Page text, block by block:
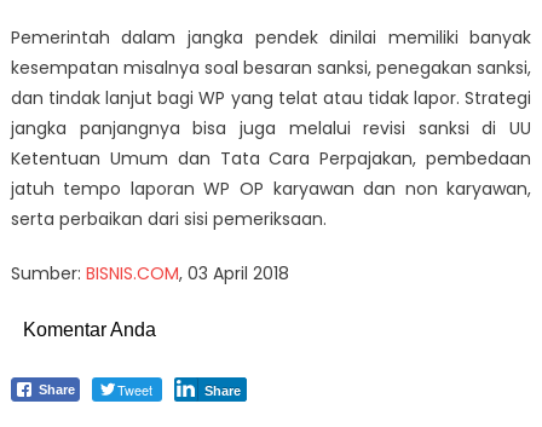
Pemerintah dalam jangka pendek dinilai memiliki banyak
kesempatan misalnya soal besaran sanksi, penegakan sanksi,
dan tindak lanjut bagi WP yang telat atau tidak lapor. Strategi
jangka panjangnya bisa juga melalui revisi sanksi di UU
Ketentuan Umum dan Tata Cara Perpajakan, pembedaan
jatuh tempo laporan WP OP karyawan dan non karyawan,
serta perbaikan dari sisi pemeriksaan.
Sumber: BISNIS.COM, 03 April 2018
Komentar Anda
Share Tweet Share